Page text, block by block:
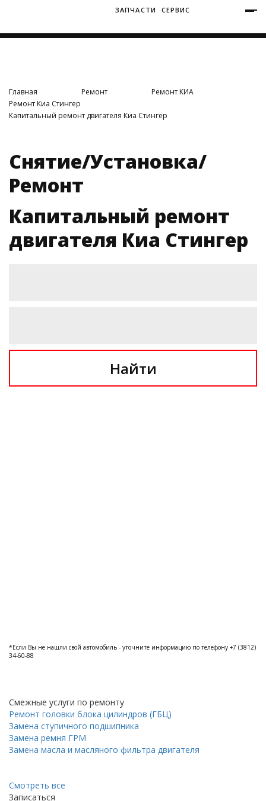
ЗАПЧАСТИ СЕРВИС
Главная Ремонт
Ремонт КИА
Ремонт Киа Стингер
Капитальный ремонт двигателя Киа Стингер
Снятие/Установка/
Ремонт
Капитальный ремонт
двигателя Киа Стингер
Найти
*Если Вы не нашли свой автомобиль - уточните информацию по телефону +7 (3812)
34-60-88
Смежные услуги по ремонту
Ремонт головки блока цилиндров (ГБЦ)
Замена ступичного подшипника
Замена ремня ГРМ
Замена масла и масляного фильтра двигателя
Смотреть все
Записаться